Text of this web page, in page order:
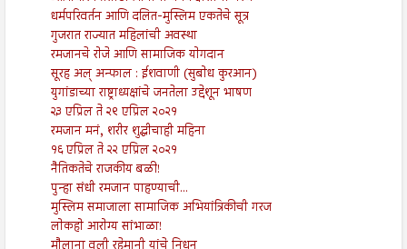
धर्मपरिवर्तन आणि दलित-मुस्लिम एकतेचे सूत्र
गुजरात राज्यात महिलांची अवस्था
रमजानचे रोजे आणि सामाजिक योगदान
सूरह अल् अन्फाल : ईशवाणी (सुबोध कुरआन)
युगांडाच्या राष्ट्राध्यक्षांचे जनतेला उद्देशून भाषण
२३ एप्रिल ते २९ एप्रिल २०२१
रमजान मनं, शरीर शुद्धीचाही महिना
१६ एप्रिल ते २२ एप्रिल २०२१
नैतिकतेचे राजकीय बळी!
पुन्हा संधी रमजान पाहण्याची...
मुस्लिम समाजाला सामाजिक अभियांत्रिकीची गरज
लोकहो आरोग्य सांभाळा!